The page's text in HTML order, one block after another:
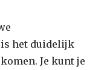
is het duidelijk
Je kunt je